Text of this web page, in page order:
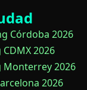
Córdoba 2026
CDMX 2026
Monterrey 2026
2026